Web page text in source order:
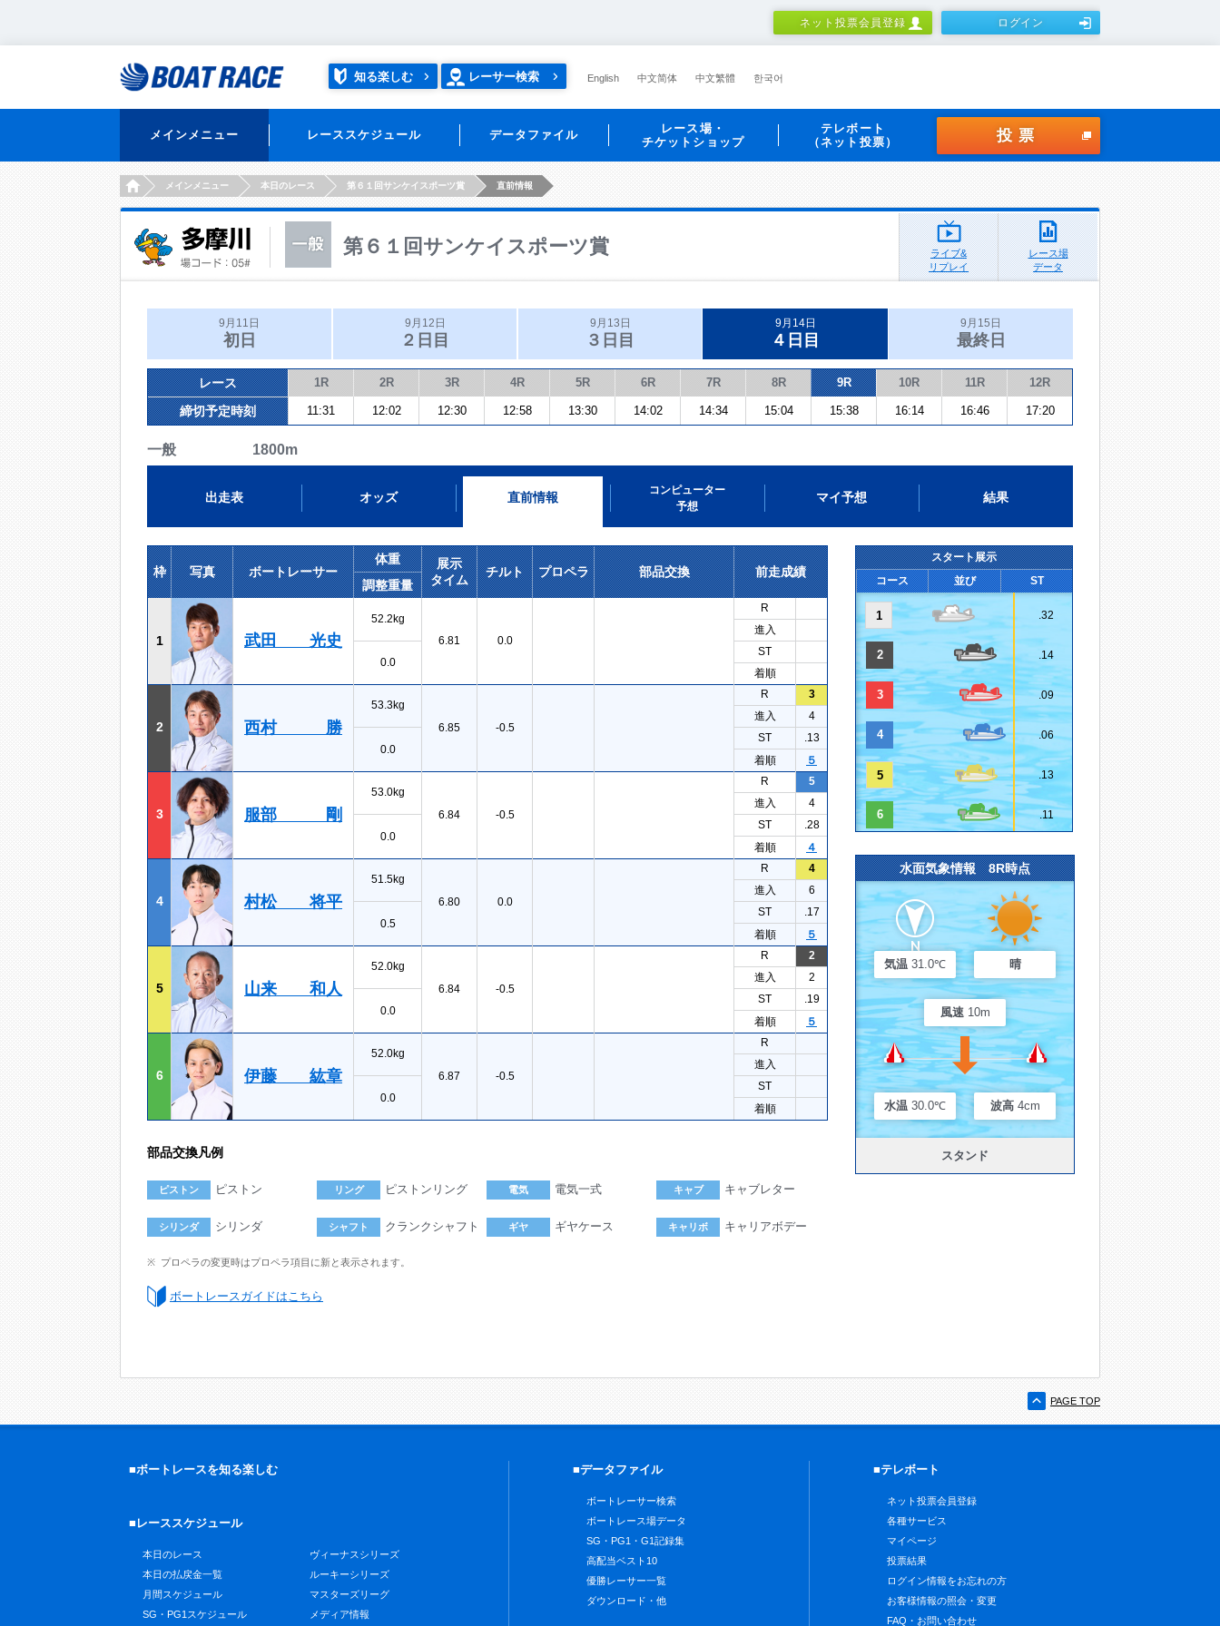
ネット投票会員登録 ログイン
知る楽しむ レーサー検索 English 中文简体 中文繁體 한국어
メインメニュー レーススケジュール データファイル
レース場・
チケットショップ
テレボート
（ネット投票）
投票
HOMEメインメニュー 本日のレース 第６１回サンケイスポーツ賞 直前情報
第６１回サンケイスポーツ賞
ライブ&
リプレイ
レース場
データ
9月11日
初日
9月12日
２日目
9月13日
３日目
9月14日
４日目
9月15日
最終日
レース 1R 2R 3R 4R 5R 6R 7R 8R 9R 10R 11R 12R
締切予定時刻 11:31 12:02 12:30 12:58 13:30 14:02 14:34 15:04 15:38 16:14 16:46 17:20
一般 1800m
出走表 オッズ 直前情報
コンピューター
予想
マイ予想 結果
枠 写真 ボートレーサー
体重
展示
タイム
チルト プロペラ 部品交換
前走成績
調整重量
1 武田 光史
52.2kg
6.81
0.0
R
進入
0.0
ST
着順
2 西村 勝
53.3kg
6.85
-0.5
R
3
進入
4
0.0
ST
.13
着順
５
3 服部 剛
53.0kg
6.84
-0.5
R
5
進入
4
0.0
ST
.28
着順
４
4 村松 将平
51.5kg
6.80
0.0
R
4
進入
6
0.5
ST
.17
着順
５
5 山来 和人
52.0kg
6.84
-0.5
R
2
進入
2
0.0
ST
.19
着順
５
6 伊藤 紘章
52.0kg
6.87
-0.5
R
進入
0.0
ST
着順
部品交換凡例
ピストン ピストン リング ピストンリング 電気 電気一式 キャブ キャブレター
シリンダ シリンダ シャフト クランクシャフト ギヤ ギヤケース キャリボ キャリアボデー
プロペラの変更時はプロペラ項目に新と表示されます。
ボートレースガイドはこちら
スタート展示
コース
並び ST
1 .32
2 .14
3 .09
4 .06
5 .13
6 .11
水面気象情報 8R時点
気温 31.0℃ 晴
風速 10m
水温 30.0℃ 波高 4cm
スタンド
PAGE TOP
■ボートレースを知る楽しむ
■レーススケジュール
本日のレース
本日の払戻金一覧
月間スケジュール
SG・PG1スケジュール
ヴィーナスシリーズ
ルーキーシリーズ
マスターズリーグ
メディア情報
■データファイル
ボートレーサー検索
ボートレース場データ
SG・PG1・G1記録集
高配当ベスト10
優勝レーサー一覧
ダウンロード・他
■テレボート
ネット投票会員登録
各種サービス
マイページ
投票結果
ログイン情報をお忘れの方
お客様情報の照会・変更
FAQ・お問い合わせ